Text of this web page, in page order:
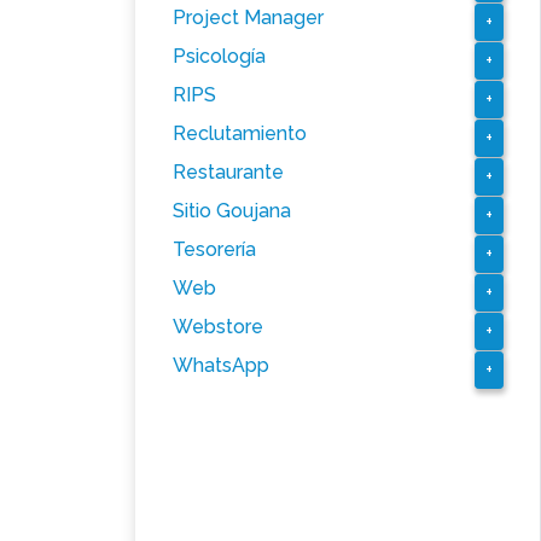
Project Manager +
Psicología +
RIPS +
Reclutamiento +
Restaurante +
Sitio Goujana +
Tesorería +
Web +
Webstore +
WhatsApp +